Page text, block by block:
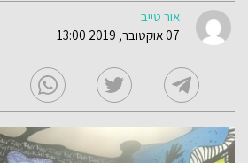
אור טייב
07 אוקטובר, 2019 13:00